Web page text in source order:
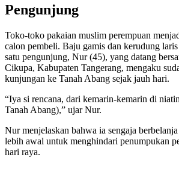
Pengunjung
Toko-toko pakaian muslim perempuan
calon pembeli. Baju gamis dan kerudung
satu pengunjung, Nur (45), yang datang
Cikupa, Kabupaten Tangerang, mengaku
kunjungan ke Tanah Abang sejak jauh hari.
“Iya si rencana, dari kemarin-kemarin di
Tanah Abang),” ujar Nur.
Nur menjelaskan bahwa ia sengaja
lebih awal untuk menghindari penumpukan
hari raya.